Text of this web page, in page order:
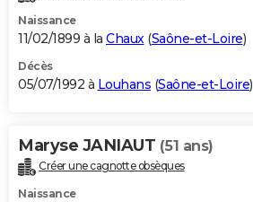
Naissance
11/02/1899 à la Chaux(Saône-et-Loire)
Décès
05/07/1992 à Louhans (Saône-et-Loire)
Maryse JANIAUT (51 ans)
Créer une cagnotte obsèques
Naissance